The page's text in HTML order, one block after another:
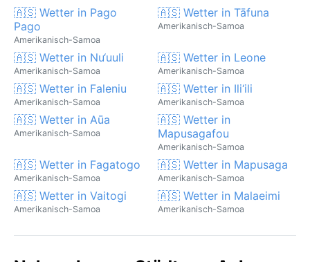
🇦🇸 Wetter in Pago
Pago
Amerikanisch-Samoa
🇦🇸 Wetter in Tāfuna
Amerikanisch-Samoa
🇦🇸 Wetter in Nu‘uuli
Amerikanisch-Samoa
🇦🇸 Wetter in Leone
Amerikanisch-Samoa
🇦🇸 Wetter in Faleniu
Amerikanisch-Samoa
🇦🇸 Wetter in Ili‘ili
Amerikanisch-Samoa
🇦🇸 Wetter in Aūa
Amerikanisch-Samoa
🇦🇸 Wetter in
Mapusagafou
Amerikanisch-Samoa
🇦🇸 Wetter in Fagatogo
Amerikanisch-Samoa
🇦🇸 Wetter in Mapusaga
Amerikanisch-Samoa
🇦🇸 Wetter in Vaitogi
Amerikanisch-Samoa
🇦🇸 Wetter in Malaeimi
Amerikanisch-Samoa